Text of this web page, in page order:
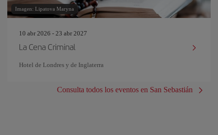
Imagen: Lipatova Maryna
10 abr 2026 - 23 abr 2027
La Cena Criminal
Hotel de Londres y de Inglaterra
Consulta todos los eventos en San Sebastián